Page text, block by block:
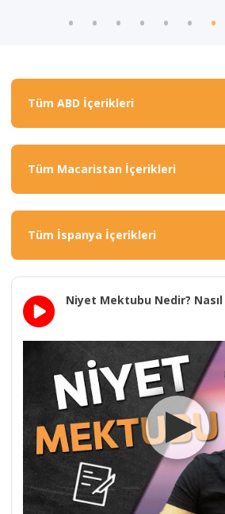
Tüm ABD İçerikleri
Tüm Macaristan İçerikleri
Tüm İspanya İçerikleri
Niyet Mektubu Nedir? Nasıl